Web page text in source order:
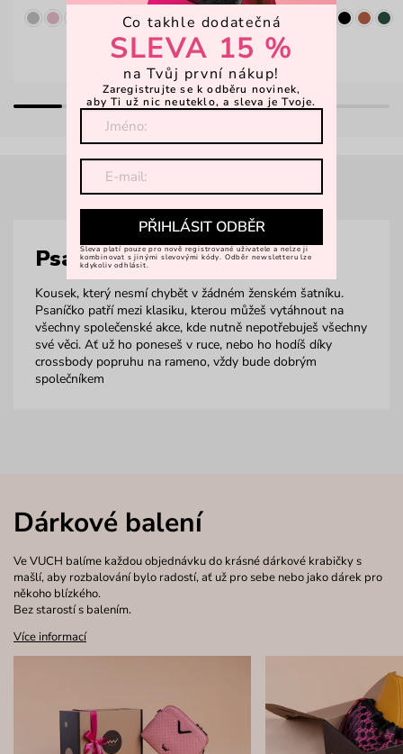
Psaníčka
Kousek, který nesmí chybět v žádném ženském šatníku.
Psaníčko patří mezi klasiku, kterou můžeš vytáhnout na
všechny společenské akce, kde nutně nepotřebuješ všechny
své věci. Ať už ho poneseš v ruce, nebo ho hodíš díky
crossbody popruhu na rameno, vždy bude dobrým
společníkem
Dárkové balení
Ve VUCH balíme každou objednávku do krásné dárkové krabičky s
mašlí, aby rozbalování bylo radostí, ať už pro sebe nebo jako dárek pro
někoho blízkého.
Bez starostí s balením.
Více informací
Co takhle dodatečná
SLEVA 15 %
na Tvůj první nákup!
Zaregistrujte se k odběru novinek,
aby Ti už nic neuteklo, a sleva je Tvoje.
PŘIHLÁSIT ODBĚR
Sleva platí pouze pro nově registrované uživatele a nelze ji
kombinovat s jinými slevovými kódy. Odběr newsletteru lze
kdykoliv odhlásit.